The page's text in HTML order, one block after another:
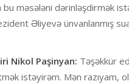
bu məsələni dərinləşdirmək
Əliyevə ünvanlanmış
Nikol Paşinyan: Təşəkkür
istəyirəm. Mən